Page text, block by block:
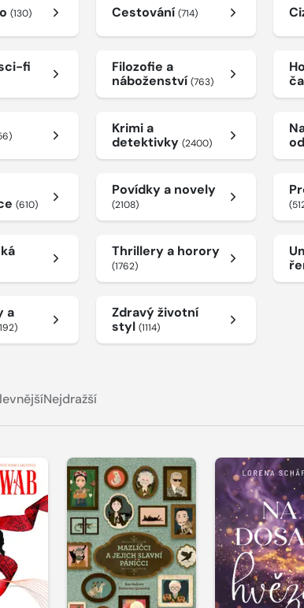
(130) Cestování(714)
fi
Filozofie a
náboženství(763)
Krimi a
detektivky(2400)
(610)
Povídky a novely
(2108)
Thrillery a horory
(1762)
a
Zdravý životní
styl(1114)
Nejdražší